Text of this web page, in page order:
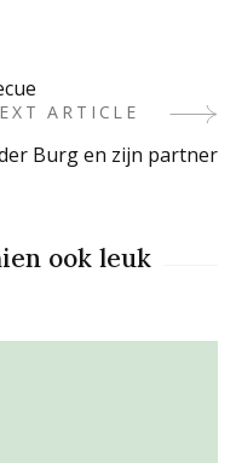
ARTICLE
Burg en zijn partner
ook leuk